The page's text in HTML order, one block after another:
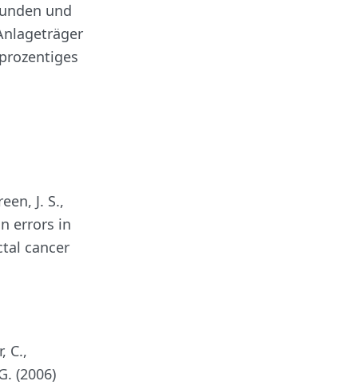
und
J. S.,
errors in
cancer
C.,
(2006)